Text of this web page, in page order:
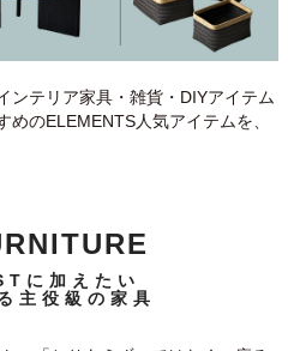
ンテリア家具・雑貨・DIYアイテム
のELEMENTS人気アイテムを、
に加えたい
主役級の家具